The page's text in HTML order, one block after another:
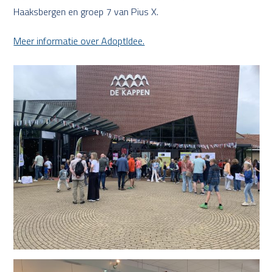
Haaksbergen en groep 7 van Pius X.
Meer informatie over AdoptIdee.